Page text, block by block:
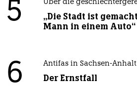
5 Über die
„Die Stadt ist
Mann in einem Auto“
6 Antifas in Sachsen-Anhalt
Der Ernstfall